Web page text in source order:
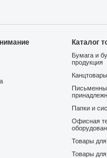
Каталог
Бумага и
продукция
Папки и
Офисная
Товары
Товары